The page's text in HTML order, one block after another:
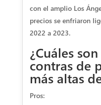
con el amplio Los
precios se enfriaron
2022 a 2023.
¿Cuáles
contras de
más altas
Pros: